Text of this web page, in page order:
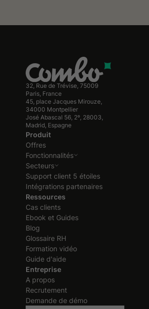
32, Rue de Trévise, 75009
Paris, France
45, place Jacques Mirouze,
34000 Montpellier
José Abascal 56, 2º, 28003,
Madrid, Espagne
Produit
Offres
Fonctionnalités
Secteurs
Support client 5 étoiles
Intégrations partenaires
Ressources
Cas clients
Ebook et Guides
Blog
Glossaire RH
Formation vidéo
Guide d'aide
Entreprise
A propos
Recrutement
Demande de démo